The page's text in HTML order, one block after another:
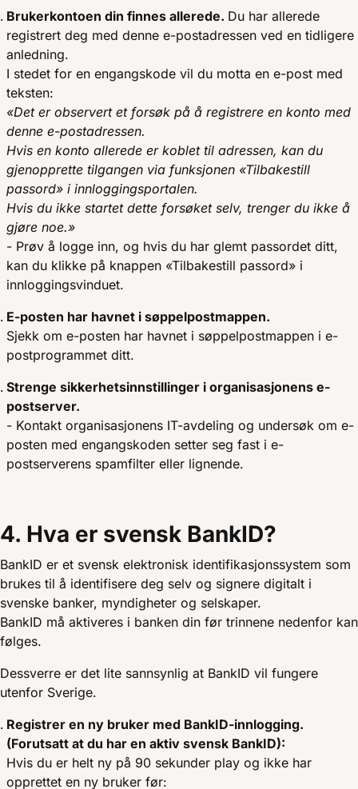
Brukerkontoen din finnes allerede. Du har allerede
registrert deg med denne e-postadressen ved en tidligere
anledning.
I stedet for en engangskode vil du motta en e-post med
teksten:
«Det er observert et forsøk på å registrere en konto med
denne e-postadressen.
Hvis en konto allerede er koblet til adressen, kan du
gjenopprette tilgangen via funksjonen «Tilbakestill
passord» i innloggingsportalen.
Hvis du ikke startet dette forsøket selv, trenger du ikke å
gjøre noe.»
- Prøv å logge inn, og hvis du har glemt passordet ditt,
kan du klikke på knappen «Tilbakestill passord» i
innloggingsvinduet.
E-posten har havnet i søppelpostmappen.
Sjekk om e-posten har havnet i søppelpostmappen i e-
postprogrammet ditt.
Strenge sikkerhetsinnstillinger i organisasjonens e-
postserver.
- Kontakt organisasjonens IT-avdeling og undersøk om e-
posten med engangskoden setter seg fast i e-
postserverens spamfilter eller lignende.
4. Hva er svensk BankID?
BankID er et svensk elektronisk identifikasjonssystem som
brukes til å identifisere deg selv og signere digitalt i
svenske banker, myndigheter og selskaper.
BankID må aktiveres i banken din før trinnene nedenfor kan
følges.
Dessverre er det lite sannsynlig at BankID vil fungere
utenfor Sverige.
Registrer en ny bruker med BankID-innlogging.
(Forutsatt at du har en aktiv svensk BankID):
Hvis du er helt ny på 90 sekunder play og ikke har
opprettet en ny bruker før: